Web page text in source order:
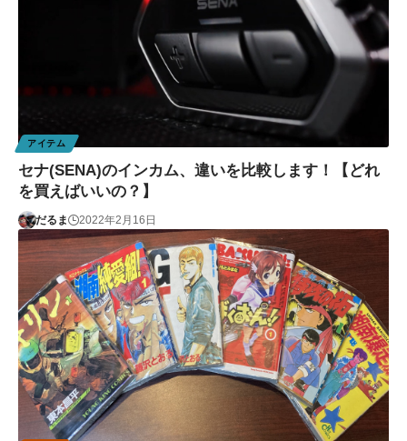
アイテム
セナ(SENA)のインカム、違いを比較します！【どれ
を買えばいいの？】
だるま 2022年2月16日